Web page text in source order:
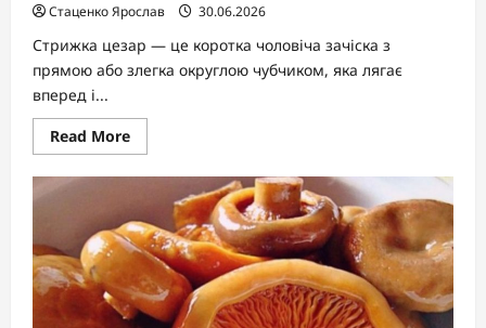
Стаценко Ярослав 30.06.2026
Стрижка цезар — це коротка чоловіча зачіска з
прямою або злегка округлою чубчиком, яка лягає
вперед і...
Read MoreRead
more
Стрижка
римська
класика,
що
дарує
впевненість
і
простоту
щодня